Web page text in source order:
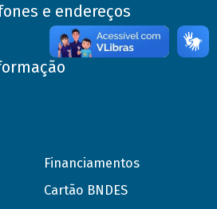
e endereços
Financiamentos
Cartão BNDES